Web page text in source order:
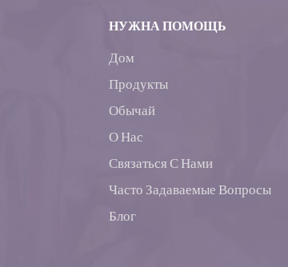
НУЖНА ПОМОЩЬ
Дом
Продукты
Обычай
О Нас
Связаться С Нами
Часто Задаваемые Вопросы
Блог